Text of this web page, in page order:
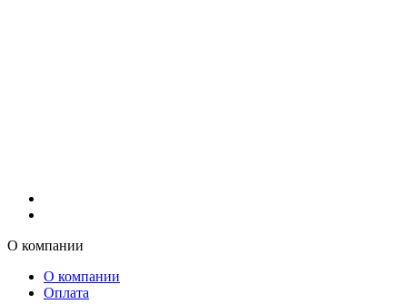
О компании
О компании
Оплата